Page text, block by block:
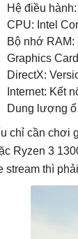
Hệ điều
CPU: Intel
Bộ nhớ RAM:
Graphics
DirectX:
Internet: Kết
Dung lượng
chỉ cần chơi
Ryzen 3
stream thì